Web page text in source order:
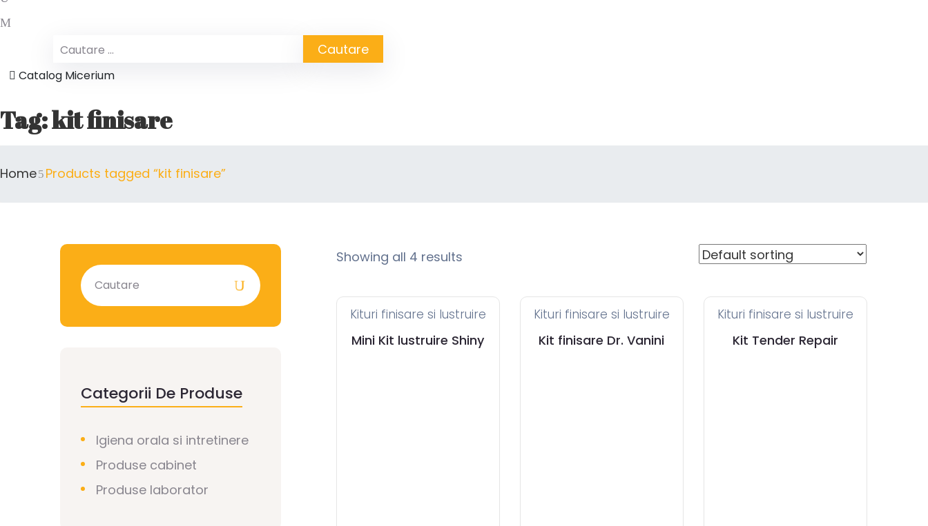
Catalog Micerium
Tag:kit finisare
Home Products tagged “kit finisare”
Showing all 4 results
Kituri finisare si lustruire
Mini Kit lustruire Shiny
Kituri finisare si lustruire
Kit finisare Dr. Vanini
Kituri finisare si lustruire
Kit Tender Repair
Categorii De Produse
Igiena orala si intretinere
Produse cabinet
Produse laborator